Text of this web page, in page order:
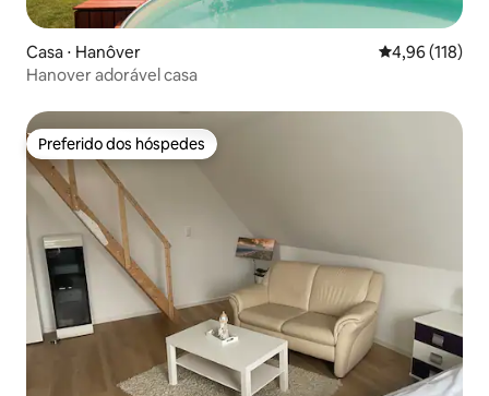
Casa ⋅ Hanôver 4,96 de uma
4,96 (118)
Hanover adorável casa
Preferido dos hóspedes
Preferido dos hóspedes